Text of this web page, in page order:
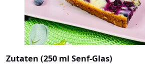
Zutaten (250 ml Senf-Glas)